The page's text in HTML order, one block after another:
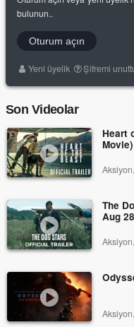
bulunun..
Oturum açın
Yeni üyelik Şifremi
Son Videolar
Heart
The
Aug 28